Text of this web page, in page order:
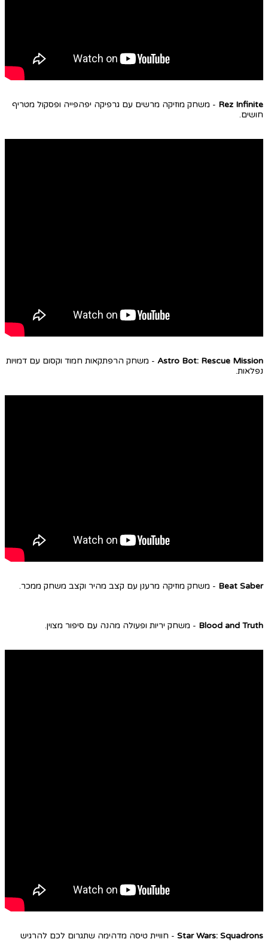
Rez Infinite - משחק מוזיקה מרשים עם גרפיקה יפהפייה ופסקול מטריף
חושים.
Astro Bot: Rescue Mission - משחק הרפתקאות חמוד וקסום עם דמויות
נפלאות.
Beat Saber - משחק מוזיקה מרענן עם קצב מהיר וקצב משחק ממכר.
Blood and Truth - משחק יריות ופעולה מהנה עם סיפור מצוין.
Star Wars: Squadrons - חוויית טיסה מדהימה שתגרום לכם להרגיש